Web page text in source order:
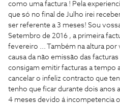
como uma factura ! Pela
que só no final de Julho irei
ser referente a 3 meses! Sou
Setembro de 2016 , a primeira
fevereiro ... Também na altura por
causa da não emissão das
consigam emitir facturas a tempo
cancelar o infeliz contracto que
tenho que ficar durante dois anos
4 meses devido á incompetencia